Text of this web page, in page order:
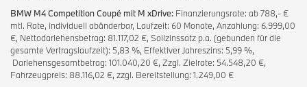
BMW M4 Competition Coupé mit M xDrive: Finanzierungsrate: ab 788,- €
mtl. Rate, individuell abänderbar, Laufzeit: 60 Monate, Anzahlung: 6.999,00
€, Nettodarlehensbetrag: 81.117,02 €, Sollzinssatz p.a. (gebunden für die
gesamte Vertragslaufzeit): 5,83 %, Effektiver Jahreszins: 5,99 %,
Darlehensgesamtbetrag: 101.040,20 €, Zzgl. Zielrate: 54.548,20 €,
Fahrzeugpreis: 88.116,02 €, zzgl. Bereitstellung: 1.249,00 €